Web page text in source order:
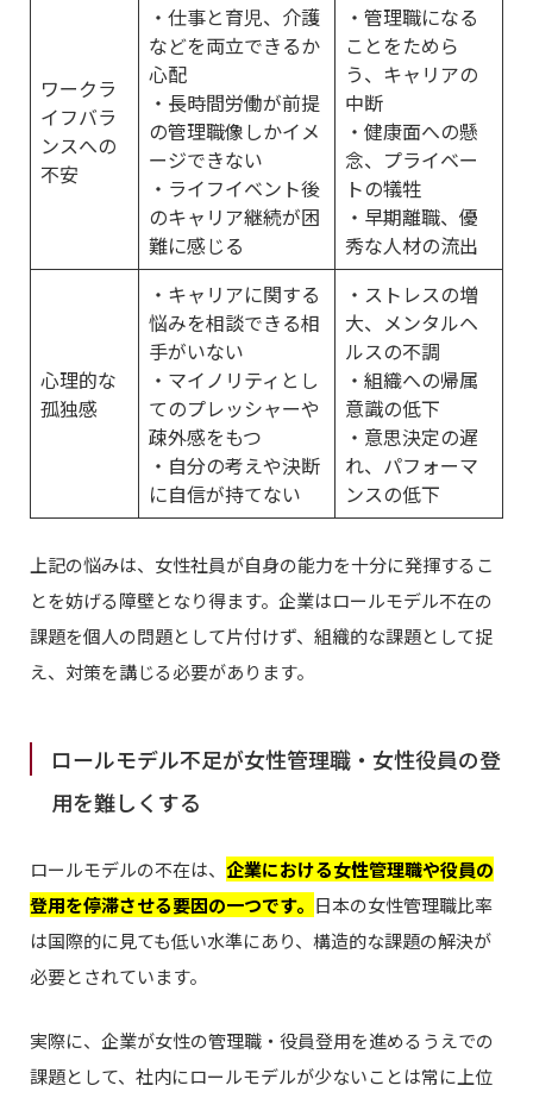
ワークラ
イフバラ
ンスへの
不安
・仕事と育児、介護
などを両立できるか
心配
・長時間労働が前提
の管理職像しかイメ
ージできない
・ライフイベント後
のキャリア継続が困
難に感じる
・管理職になる
ことをためら
う、キャリアの
中断
・健康面への懸
念、プライベー
トの犠牲
・早期離職、優
秀な人材の流出
心理的な
孤独感
・キャリアに関する
悩みを相談できる相
手がいない
・マイノリティとし
てのプレッシャーや
疎外感をもつ
・自分の考えや決断
に自信が持てない
・ストレスの増
大、メンタルヘ
ルスの不調
・組織への帰属
意識の低下
・意思決定の遅
れ、パフォーマ
ンスの低下
上記の悩みは、女性社員が自身の能力を十分に発揮するこ
とを妨げる障壁となり得ます。企業はロールモデル不在の
課題を個人の問題として片付けず、組織的な課題として捉
え、対策を講じる必要があります。
ロールモデル不足が女性管理職・女性役員の登
用を難しくする
ロールモデルの不在は、 企業における女性管理職や役員の
登用を停滞させる要因の一つです。 日本の女性管理職比率
は国際的に見ても低い水準にあり、構造的な課題の解決が
必要とされています。
実際に、企業が女性の管理職・役員登用を進めるうえでの
課題として、社内にロールモデルが少ないことは常に上位